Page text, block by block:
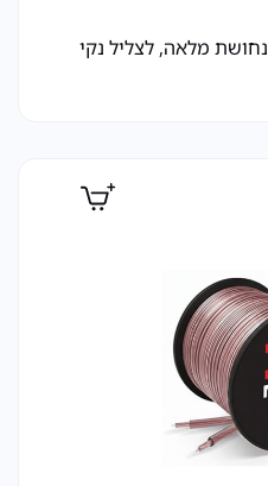
כבל רמקול 1.5 מ"מ MOREL נחושת מלאה, לצליל נקי